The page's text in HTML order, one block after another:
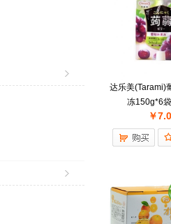
达乐美(Tarami)
冻150g*6
￥